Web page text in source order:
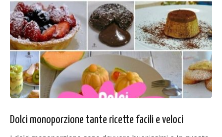
Dolci monoporzione tante ricette facili e veloci